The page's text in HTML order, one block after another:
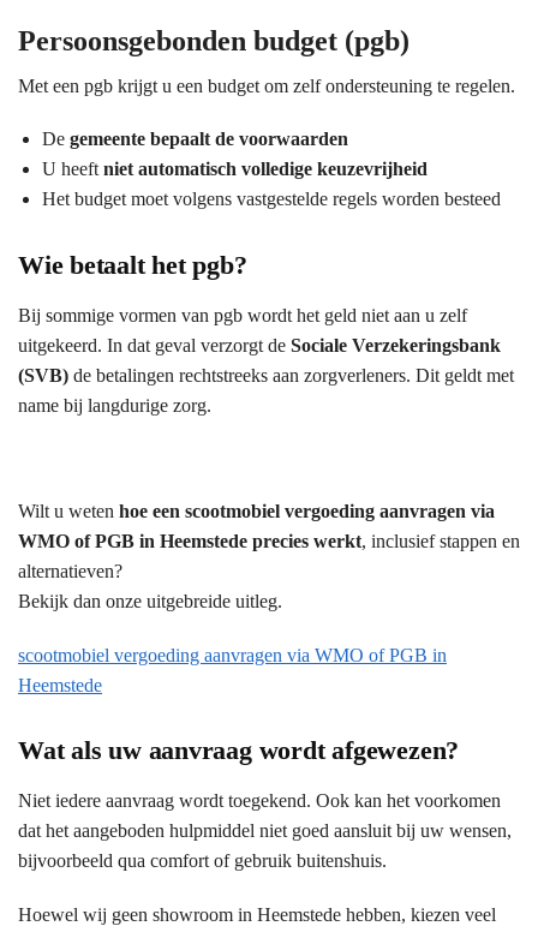
Persoonsgebonden budget (pgb)
Met een pgb krijgt u een budget om zelf ondersteuning te regelen.
De gemeente bepaalt de voorwaarden
U heeft niet automatisch volledige keuzevrijheid
Het budget moet volgens vastgestelde regels worden besteed
Wie betaalt het pgb?
Bij sommige vormen van pgb wordt het geld niet aan u zelf
uitgekeerd. In dat geval verzorgt de Sociale Verzekeringsbank
(SVB) de betalingen rechtstreeks aan zorgverleners. Dit geldt met
name bij langdurige zorg.
Wilt u weten hoe een scootmobiel vergoeding aanvragen via
WMO of PGB in Heemstede precies werkt, inclusief stappen en
alternatieven?
Bekijk dan onze uitgebreide uitleg.
scootmobiel vergoeding aanvragen via WMO of PGB in
Heemstede
Wat als uw aanvraag wordt afgewezen?
Niet iedere aanvraag wordt toegekend. Ook kan het voorkomen
dat het aangeboden hulpmiddel niet goed aansluit bij uw wensen,
bijvoorbeeld qua comfort of gebruik buitenshuis.
Hoewel wij geen showroom in Heemstede hebben, kiezen veel